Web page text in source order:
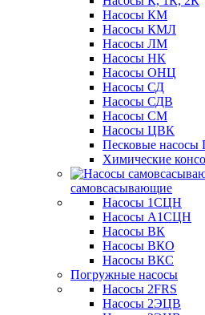
Насосы КМ
Насосы КМЛ
Насосы ЛМ
Насосы НК
Насосы ОНЦ
Насосы СД
Насосы СДВ
Насосы СМ
Насосы ЦВК
Песковые
Химические
самовсасывающие
Насосы 1СЦН
Насосы А1СЦН
Насосы ВК
Насосы ВКО
Насосы ВКС
Погружные насосы
Насосы 2FRS
Насосы 2ЭЦВ